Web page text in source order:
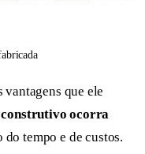
vantagens que ele
construtivo ocorra
tempo e de custos.